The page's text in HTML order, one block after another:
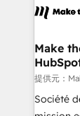
de la
avec un
métiers
travers le
d’entreprise. Grâce à une
auprès
Make
提供元：
Société